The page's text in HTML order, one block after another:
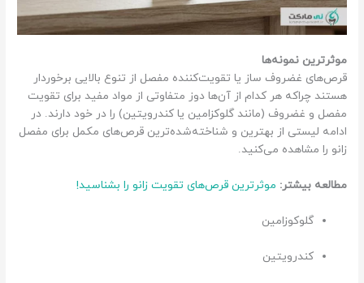
موثرترین نمونه‌ها
قرص‌های غضروف ساز یا تقویت‌کننده مفصل از تنوع بالایی برخوردار
هستند چراکه هر کدام از آن‌ها دوز متفاوتی از مواد مفید برای تقویت
مفصل و غضروف (مانند گلوکزامین یا کندرویتین) را در خود دارند. در
ادامه لیستی از بهترین و شناخته‌شده‌ترین قرص‌های مکمل برای مفصل
زانو را مشاهده می‌کنید.
مطالعه بیشتر: موثرترین قرص‌های تقویت زانو را بشناسید!
گلوکوزامین
کندرویتین